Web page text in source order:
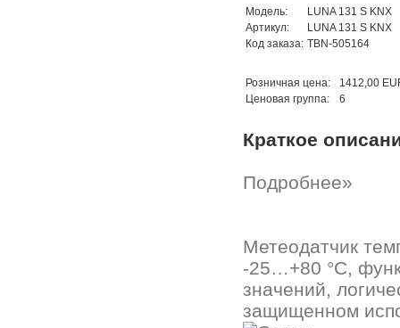
Модель:
LUNA 131 S KNX
Артикул:
LUNA 131 S KNX
Код заказа: TBN-505164
Розничная цена:
1412,00
Ценовая группа:
6
Краткое
Подробнее»
Метеодатчик
-25…+80 °C,
значений,
защищенном